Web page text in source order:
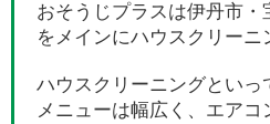
おそうじプラスは伊丹市
をメインにハウスクリーニ
ハウスクリーニングといっ
メニューは幅広く、エア